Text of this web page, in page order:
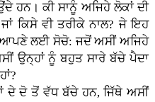
ਹਨ। ਕੀ ਸਾਨੂੰ ਅਜਿਹੇ ਲੋਕਾਂ ਦੀ
ਕਿਸੇ ਵੀ ਤਰੀਕੇ ਨਾਲ? ਜੇ ਇਹ
ਆਪਣੇ ਲਈ ਸੋਚੋ: ਜਦੋਂ ਅਸੀਂ ਅਜਿਹੇ
ਉਨ੍ਹਾਂ ਨੂੰ ਬਹੁਤ ਸਾਰੇ ਬੱਚੇ ਪੈਦਾ
ਦੇ ਦੋ ਤੋਂ ਵੱਧ ਬੱਚੇ ਹਨ, ਜਿੱਥੇ ਅਸੀਂ